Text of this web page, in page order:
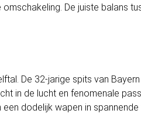
De juiste balans
De 32-jarige spits van
in de lucht en fenomenale
dodelijk wapen in spannende